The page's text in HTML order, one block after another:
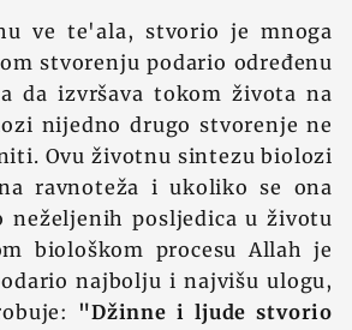
ve te'ala, stvorio je mnoga
stvorenju podario određenu
da izvršava tokom života na
nijedno drugo stvorenje ne
Ovu životnu sintezu biolozi
ravnoteža i ukoliko se ona
neželjenih posljedica u životu
biološkom procesu Allah je
najbolju i najvišu ulogu,
"Džinne i ljude stvorio